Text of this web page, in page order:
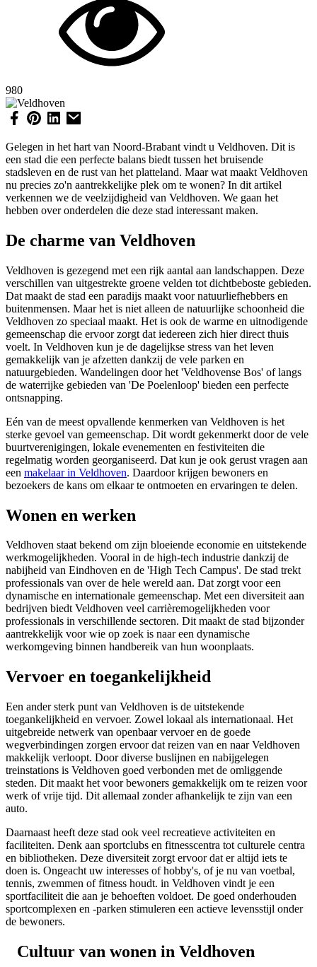
980
Gelegen in het hart van Noord-Brabant vindt u Veldhoven. Dit is
een stad die een perfecte balans biedt tussen het bruisende
stadsleven en de rust van het platteland. Maar wat maakt Veldhoven
nu precies zo'n aantrekkelijke plek om te wonen? In dit artikel
verkennen we de veelzijdigheid van Veldhoven. We gaan het
hebben over onderdelen die deze stad interessant maken.
De charme van Veldhoven
Veldhoven is gezegend met een rijk aantal aan landschappen. Deze
verschillen van uitgestrekte groene velden tot dichtbeboste gebieden.
Dat maakt de stad een paradijs maakt voor natuurliefhebbers en
buitenmensen. Maar het is niet alleen de natuurlijke schoonheid die
Veldhoven zo speciaal maakt. Het is ook de warme en uitnodigende
gemeenschap die ervoor zorgt dat iedereen zich hier direct thuis
voelt. In Veldhoven kun je de dagelijkse stress van het leven
gemakkelijk van je afzetten dankzij de vele parken en
natuurgebieden. Wandelingen door het 'Veldhovense Bos' of langs
de waterrijke gebieden van 'De Poelenloop' bieden een perfecte
ontsnapping.
Eén van de meest opvallende kenmerken van Veldhoven is het
sterke gevoel van gemeenschap. Dit wordt gekenmerkt door de vele
buurtverenigingen, lokale evenementen en festiviteiten die
regelmatig worden georganiseerd. Dat kun je ook gerust vragen aan
een makelaar in Veldhoven. Daardoor krijgen bewoners en
bezoekers de kans om elkaar te ontmoeten en ervaringen te delen.
Wonen en werken
Veldhoven staat bekend om zijn bloeiende economie en uitstekende
werkmogelijkheden. Vooral in de high-tech industrie dankzij de
nabijheid van Eindhoven en de 'High Tech Campus'. De stad trekt
professionals van over de hele wereld aan. Dat zorgt voor een
dynamische en internationale gemeenschap. Met een diversiteit aan
bedrijven biedt Veldhoven veel carrièremogelijkheden voor
professionals in verschillende sectoren. Dit maakt de stad bijzonder
aantrekkelijk voor wie op zoek is naar een dynamische
werkomgeving binnen handbereik van hun woonplaats.
Vervoer en toegankelijkheid
Een ander sterk punt van Veldhoven is de uitstekende
toegankelijkheid en vervoer. Zowel lokaal als internationaal. Het
uitgebreide netwerk van openbaar vervoer en de goede
wegverbindingen zorgen ervoor dat reizen van en naar Veldhoven
makkelijk verloopt. Door diverse buslijnen en nabijgelegen
treinstations is Veldhoven goed verbonden met de omliggende
steden. Dit maakt het voor bewoners gemakkelijk om te reizen voor
werk of vrije tijd. Dit allemaal zonder afhankelijk te zijn van een
auto.
Daarnaast heeft deze stad ook veel recreatieve activiteiten en
faciliteiten. Denk aan sportclubs en fitnesscentra tot culturele centra
en bibliotheken. Deze diversiteit zorgt ervoor dat er altijd iets te
doen is. Ongeacht uw interesses of hobby's, of je nu van voetbal,
tennis, zwemmen of fitness houdt. in Veldhoven vindt je een
sportfaciliteit die aan je behoeften voldoet. De goed onderhouden
sportcomplexen en -parken stimuleren een actieve levensstijl onder
de bewoners.
Cultuur van wonen in Veldhoven